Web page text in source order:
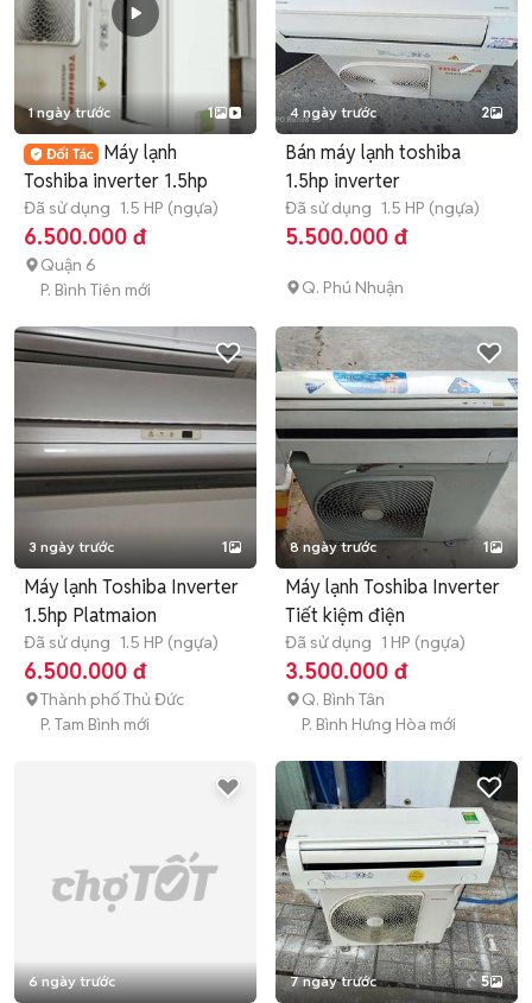
1 ngày trước 1
Máy lạnh
Toshiba inverter 1.5hp
Đã sử dụng 1.5 HP (ngựa)
6.500.000 đ
Quận 6
P. Bình Tiên mới
4 ngày trước 2
Bán máy lạnh toshiba
1.5hp inverter
Đã sử dụng 1.5 HP (ngựa)
5.500.000 đ
Q. Phú Nhuận
3 ngày trước 1
Máy lạnh Toshiba Inverter
1.5hp Platmaion
Đã sử dụng 1.5 HP (ngựa)
6.500.000 đ
Thành phố Thủ Đức
P. Tam Bình mới
8 ngày trước 1
Máy lạnh Toshiba Inverter
Tiết kiệm điện
Đã sử dụng 1 HP (ngựa)
3.500.000 đ
Q. Bình Tân
P. Bình Hưng Hòa mới
6 ngày trước 7 ngày trước 5